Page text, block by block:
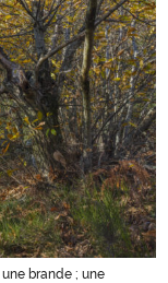
une brande ; une